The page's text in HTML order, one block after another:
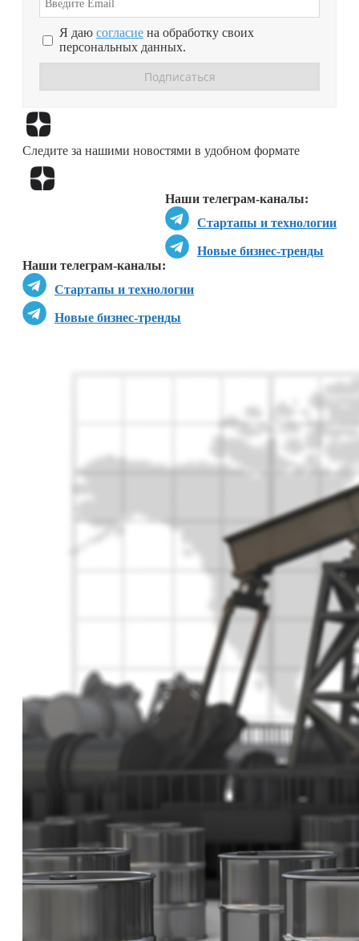
Я даю согласие на обработку своих
персональных данных.
Следите за нашими новостями в удобном формате
Наши телеграм-каналы:
Стартапы и технологии
Новые бизнес-тренды
Наши телеграм-каналы:
Стартапы и технологии
Новые бизнес-тренды